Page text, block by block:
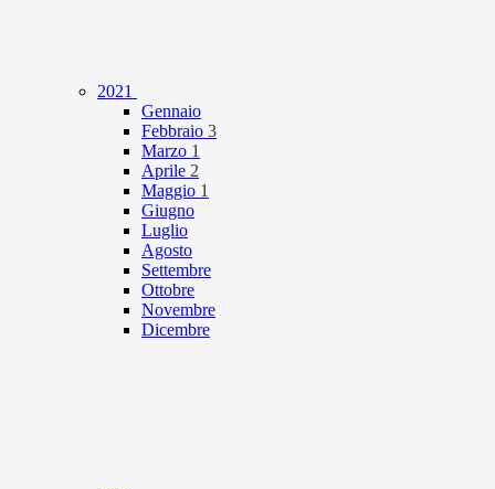
2021
Gennaio
Febbraio 3
Marzo 1
Aprile 2
Maggio 1
Giugno
Luglio
Agosto
Settembre
Ottobre
Novembre
Dicembre